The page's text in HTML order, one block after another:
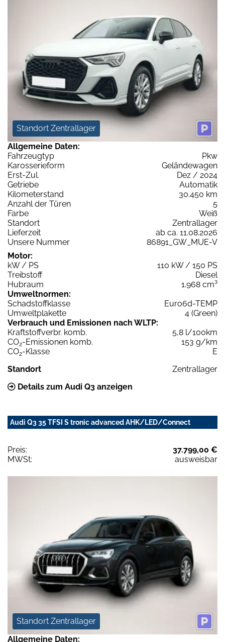
Standort Zentrallager
Allgemeine Daten:
Fahrzeugtyp
Pkw
Karosserieform
Geländewagen
Erst-Zul.
Dez / 2024
Getriebe
Automatik
Kilometerstand
30.450 km
Anzahl der Türen
5
Farbe
Weiß
Standort
Zentrallager
Lieferzeit
ab ca. 11.08.2026
Unsere Nummer
86891_GW_MUE-V
Motor:
kW / PS
110 kW / 150 PS
Treibstoff
Diesel
Hubraum
1.968 cm³
Umweltnormen:
Schadstoffklasse
Euro6d-TEMP
Umweltplakette
4 (Green)
Verbrauch und Emissionen nach WLTP:
Kraftstoffverbr. komb.
5,8 l/100km
CO2-Emissionen komb.
153 g/km
CO2-Klasse
E
Standort
Zentrallager
Details zum Audi Q3 anzeigen
Audi Q3 35 TFSI S tronic advanced AHK/LED/Connect
Preis:
37.799,00 €
MWSt:
ausweisbar
Standort Zentrallager
Allgemeine Daten: